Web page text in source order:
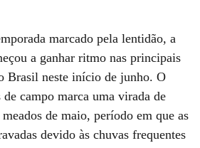
marcado pela lentidão, a
a ganhar ritmo nas principais
Brasil neste início de junho. O
campo marca uma virada de
de maio, período em que as
devido às chuvas frequentes